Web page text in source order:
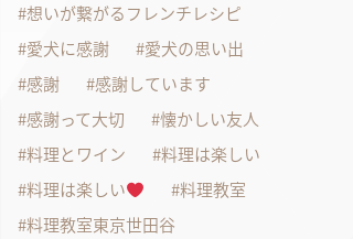
想いが繋がるフレンチレシピ
愛犬に感謝
愛犬の思い出
感謝
感謝しています
感謝って大切
懐かしい友人
料理とワイン
料理は楽しい
料理は楽しい
料理教室
料理教室東京世田谷